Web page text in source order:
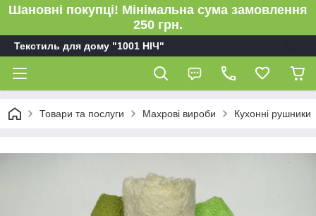
Шановні покупці! Мінімальна сума замовлення
250 грн.
Текстиль для дому "1001 НІЧ"
Товари та послуги Махрові вироби Кухонні рушники